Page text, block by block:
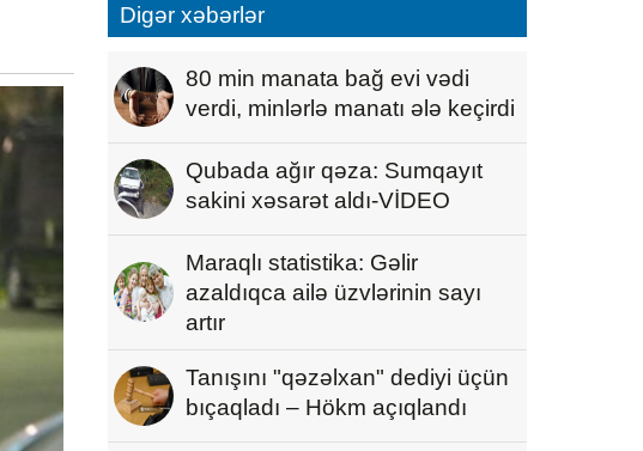
Digər xəbərlər
80 min manata bağ evi vədi
verdi, minlərlə manatı ələ keçirdi
Qubada ağır qəza: Sumqayıt
sakini xəsarət aldı-VİDEO
Maraqlı statistika: Gəlir
azaldıqca ailə üzvlərinin sayı
artır
Tanışını "qəzəlxan" dediyi üçün
bıçaqladı – Hökm açıqlandı